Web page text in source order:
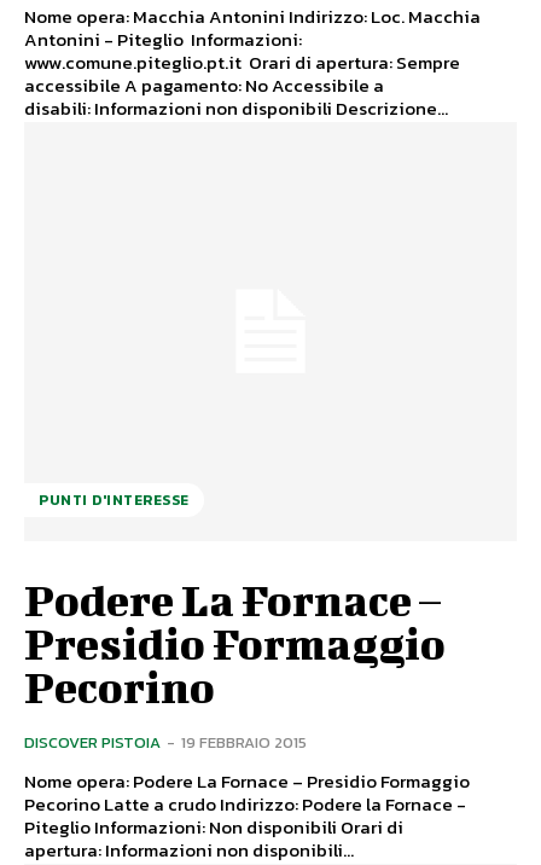
Nome opera: Macchia Antonini Indirizzo: Loc. Macchia
Antonini - Piteglio Informazioni:
www.comune.piteglio.pt.it Orari di apertura: Sempre
accessibile A pagamento: No Accessibile a
disabili: Informazioni non disponibili Descrizione...
PUNTI D'INTERESSE
Podere La Fornace –
Presidio Formaggio
Pecorino
DISCOVER PISTOIA - 19 FEBBRAIO 2015
Nome opera: Podere La Fornace – Presidio Formaggio
Pecorino Latte a crudo Indirizzo: Podere la Fornace -
Piteglio Informazioni: Non disponibili Orari di
apertura: Informazioni non disponibili...